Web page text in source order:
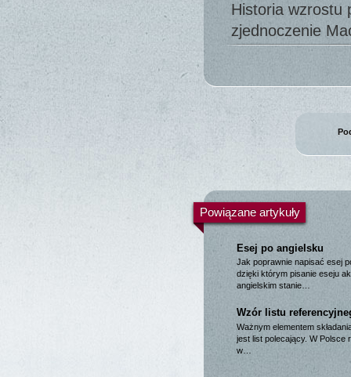
Historia wzrostu
zjednoczenie
Powiązane artykuły
Esej po angielsku
Jak poprawnie napisać esej
dzięki którym pisanie eseju
angielskim stanie…
Wzór listu
Ważnym elementem
jest list polecający. W Polsce
w…